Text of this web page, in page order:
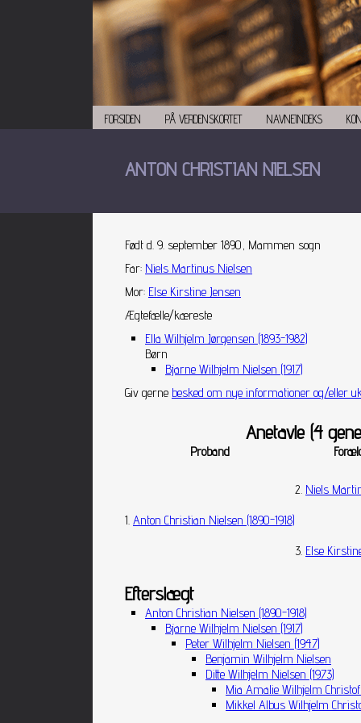
FORSIDEN PÅ VERDENSKORTET NAVNEINDEKS
ANTON CHRISTIAN NIELSEN
Født d. 9. september 1890, Mammen sogn
Far: Niels Martinus Nielsen
Mor: Else Kirstine Jensen
Ægtefælle/kæreste
Ella Wilhjelm Jørgensen (1893-1982)
Børn
Bjarne Wilhjelm Nielsen (1917)
Giv gerne besked om nye informationer og/eller
Anetavle (4
Proband
1. Anton Christian Nielsen (1890-1918)
2. Niels
3. Else
Efterslægt
Anton Christian Nielsen (1890-1918)
Bjarne Wilhjelm Nielsen (1917)
Peter Wilhjelm Nielsen (1947)
Benjamin Wilhjelm Nielsen
Ditte Wilhjelm Nielsen (1973)
Mia Amalie Wilhjelm
Mikkel Albus Wilhjelm